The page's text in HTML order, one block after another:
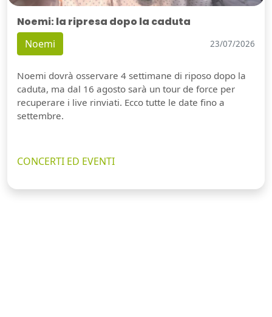
Noemi: la ripresa dopo la caduta
Noemi 23/07/2026
Noemi dovrà osservare 4 settimane di riposo dopo la
caduta, ma dal 16 agosto sarà un tour de force per
recuperare i live rinviati. Ecco tutte le date fino a
settembre.
CONCERTI ED EVENTI